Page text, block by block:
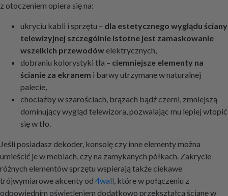
z otoczeniem opiera się na:
ukryciu kabli i sprzętu – dla estetycznego wyglądu ściany
telewizyjnej szczególnie istotne jest zamaskowanie
wszelkich przewodówelektrycznych,
dobraniu kolorystyki tła – ciemniejsze elementy na
ścianie za ekranem i barwy utrzymane w naturalnej
palecie,
chociażby w szarościach, brązach bądź czerni, zmniejszą
dominujący wygląd telewizora, pozwalając mu lepiej wtopić
się w tło.
Jeśli posiadasz dekoder, konsolę czy inne elementy można
umieścić je w meblach, czy na zamykanych półkach. Zakrycie
różnych elementów sprzętu wspierają także ciekawe
trójwymiarowe akcenty od 4wall, które w połączeniu z
odpowiednim oświetleniem dodatkowo przekształcą ścianę w